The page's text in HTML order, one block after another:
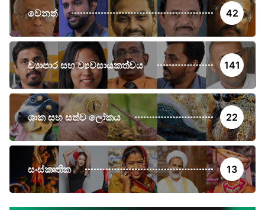
වෙනත් 42
ව්‍යාපාර සහ ව්‍යවසායකත්වය 141
ශාක සහ සත්ව ලෝකය 22
සංස්කෘතික 13